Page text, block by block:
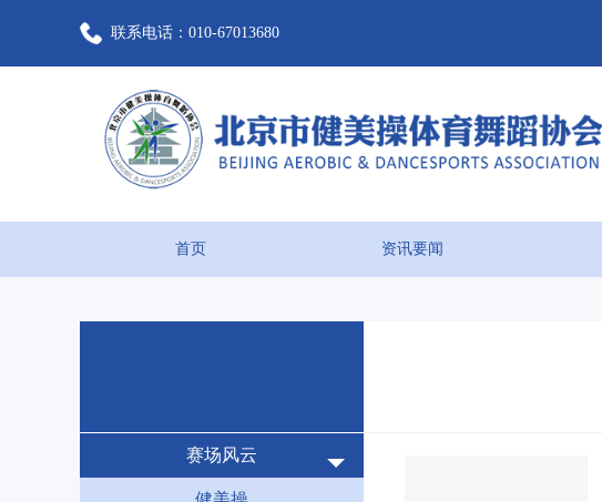
联系电话：010-67013680
首页 资讯要闻
赛场风云